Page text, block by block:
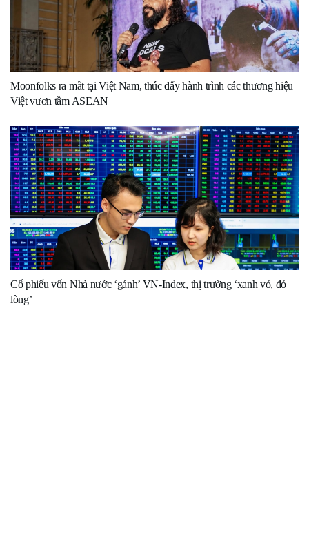
Moonfolks ra mắt tại Việt Nam, thúc đẩy hành trình các thương hiệu
Việt vươn tầm ASEAN
Cổ phiếu vốn Nhà nước ‘gánh’ VN-Index, thị trường ‘xanh vỏ, đỏ
lòng’